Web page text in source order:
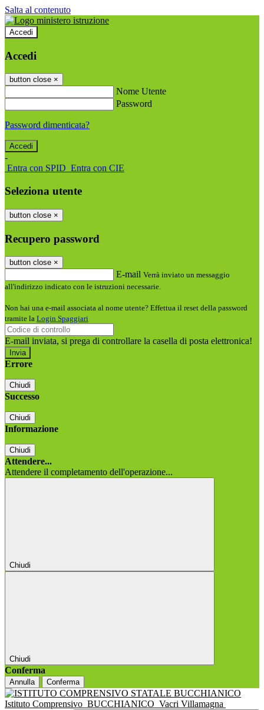
Salta al contenuto
Accedi
Accedi
button close ×
Nome Utente
Password
Password dimenticata?
-
Entra con SPID Entra con CIE
Seleziona utente
button close ×
Recupero password
button close ×
E-mail Verrà inviato un messaggio
all'indirizzo indicato con le istruzioni necessarie.
Non hai una e-mail associata al nome utente? Effettua il reset della password
tramite la Login Spaggiari
E-mail inviata, si prega di controllare la casella di posta elettronica!
Errore
Chiudi
Successo
Chiudi
Informazione
Chiudi
Attendere...
Attendere il completamento dell'operazione...
Chiudi
Chiudi
Conferma
Annulla Conferma
Istituto Comprensivo BUCCHIANICO Vacri Villamagna